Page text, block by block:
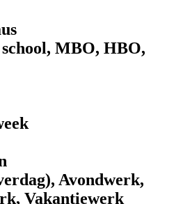
MBO, HBO,
Avondwerk,
Vakantiewerk